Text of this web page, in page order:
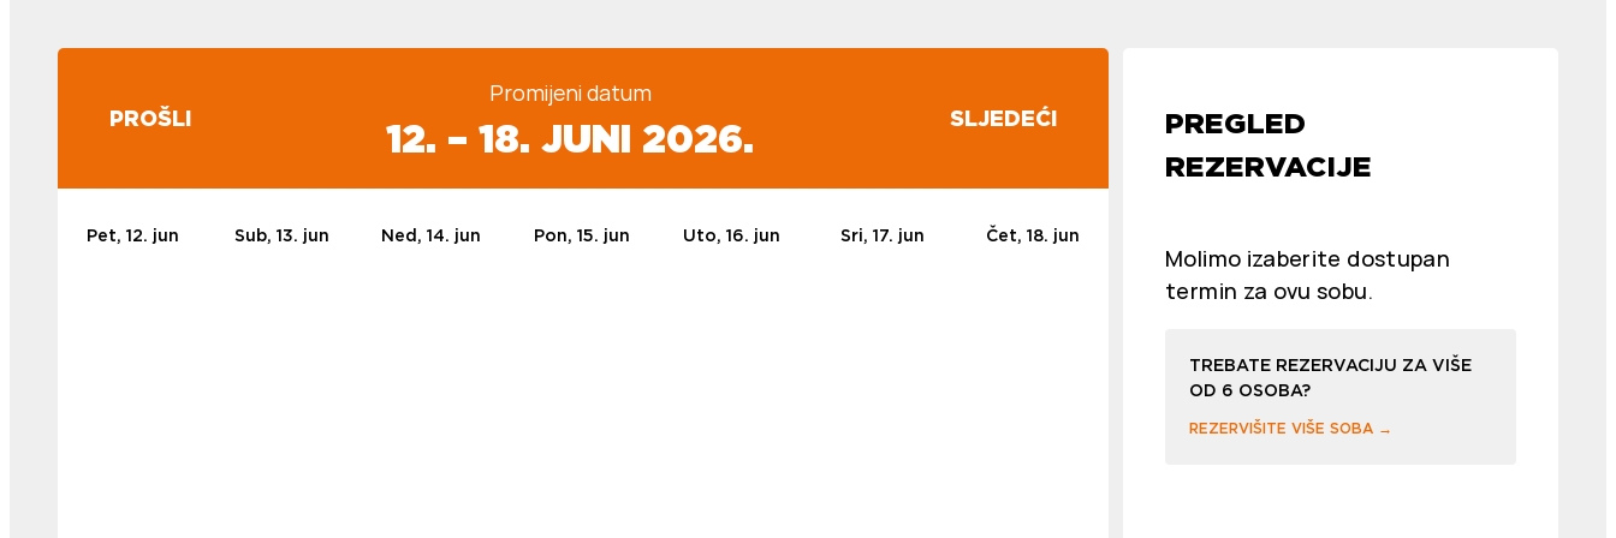
PROŠLI
Promijeni datum
12. – 18. JUNI 2026. SLJEDEĆI
Pet, 12. jun Sub, 13. jun Ned, 14. jun Pon, 15. jun Uto, 16. jun Sri, 17. jun Čet, 18. jun
PREGLED
REZERVACIJE
Molimo izaberite dostupan
termin za ovu sobu.
TREBATE REZERVACIJU ZA VIŠE
OD 6 OSOBA?
REZERVIŠITE VIŠE SOBA →